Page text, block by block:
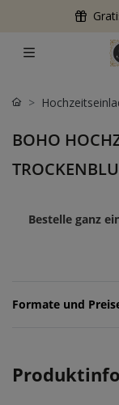
BOHO
Bestelle ganz
Formate und